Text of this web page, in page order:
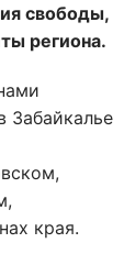
свободы,
региона.
Забайкалье
края.